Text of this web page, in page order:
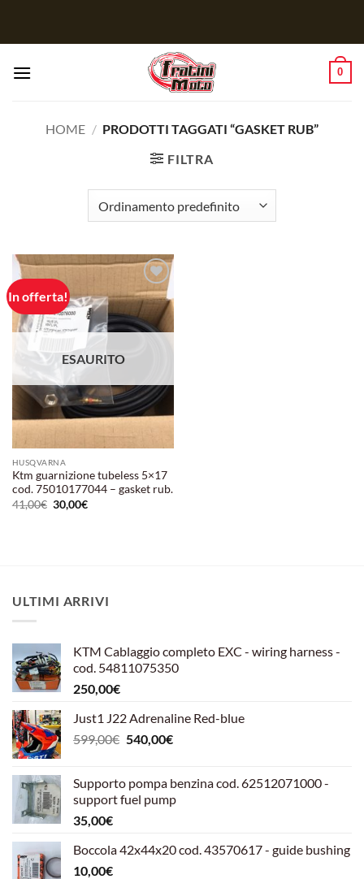
0
HOME / PRODOTTI TAGGATI “GASKET RUB”
FILTRA
In offerta!
Aggiungi
alla lista
dei
desideri
ESAURITO
HUSQVARNA
Ktm guarnizione tubeless 5×17
cod. 75010177044 – gasket rub.
41,00€ Il
prezzo
30,00€Il
ULTIMI ARRIVI
KTM Cablaggio completo EXC - wiring harness -
cod. 54811075350
250,00€
Just1 J22 Adrenaline Red-blue
599,00€ Il
era:
599,00€.
540,00€Il
è:
540,00€.
Supporto pompa benzina cod. 62512071000 -
support fuel pump
35,00€
Boccola 42x44x20 cod. 43570617 - guide bushing
10,00€